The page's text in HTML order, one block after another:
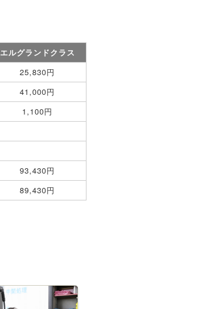
エルグランドクラス
25,830円
41,000円
1,100円
93,430円
89,430円